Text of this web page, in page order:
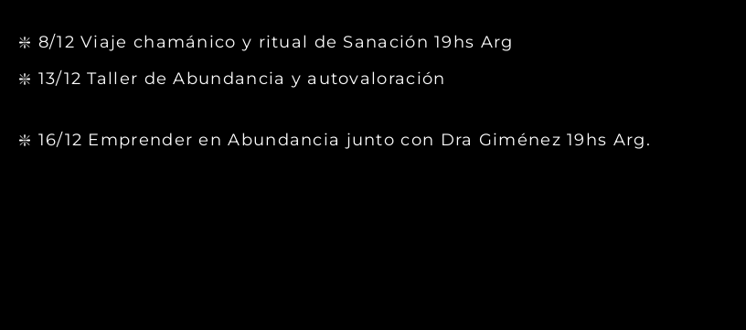
❇️ 8/12 Viaje chamánico y ritual de Sanación 19hs Arg
❇️ 13/12 Taller de Abundancia y autovaloración
❇️ 16/12 Emprender en Abundancia junto con Dra Giménez 19hs Arg.